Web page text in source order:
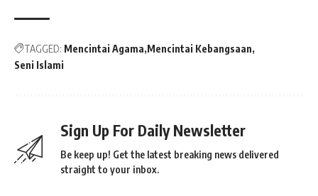
TAGGED: Mencintai Agama Mencintai Kebangsaan
Seni Islami
Sign Up For Daily Newsletter
Be keep up! Get the latest breaking news delivered
straight to your inbox.